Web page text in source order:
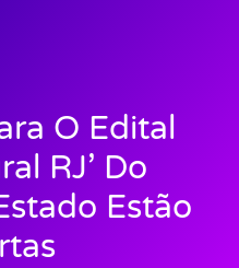
O Edital
RJ’ Do
Estão